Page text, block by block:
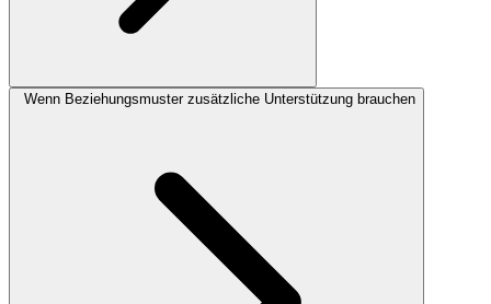
Wenn Beziehungsmuster zusätzliche Unterstützung brauchen